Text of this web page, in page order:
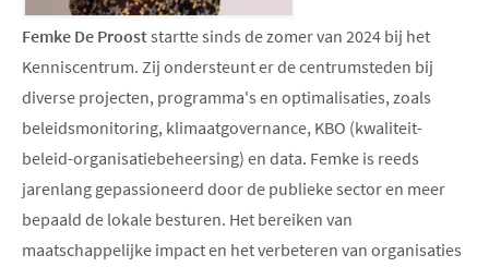
Femke De Prooststartte sinds de zomer van 2024 bij het
Kenniscentrum. Zij ondersteunt er de centrumsteden bij
diverse projecten, programma's en optimalisaties, zoals
beleidsmonitoring, klimaatgovernance, KBO (kwaliteit-
beleid-organisatiebeheersing) en data. Femke is reeds
jarenlang gepassioneerd door de publieke sector en meer
bepaald de lokale besturen. Het bereiken van
maatschappelijke impact en het verbeteren van organisaties